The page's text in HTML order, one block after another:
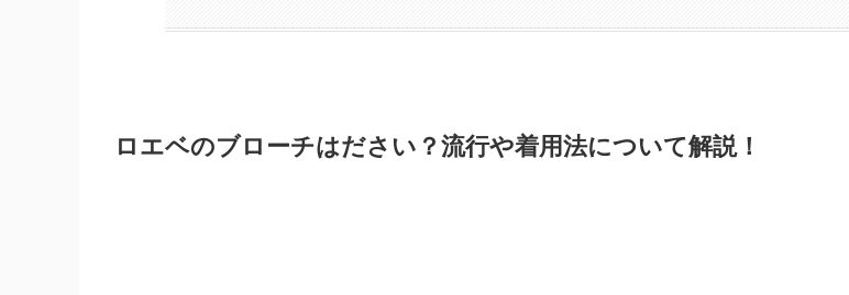
ロエベのブローチはださい？流行や着用法について解説！